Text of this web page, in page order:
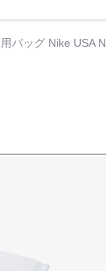
バッグ Nike USA